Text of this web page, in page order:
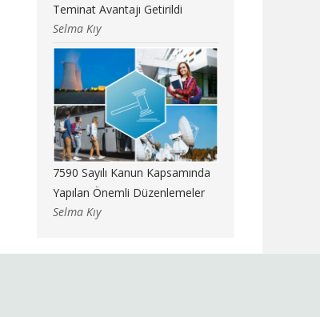
Teminat Avantajı Getirildi
Selma Kıy
7590 Sayılı Kanun Kapsamında
Yapılan Önemli Düzenlemeler
Selma Kıy